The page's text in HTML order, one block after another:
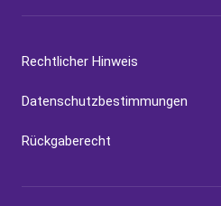
Rechtlicher Hinweis
Datenschutzbestimmungen
Rückgaberecht